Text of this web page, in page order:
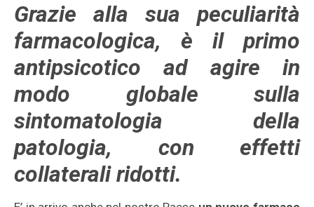
Grazie alla sua peculiarità
farmacologica, è il primo
antipsicotico ad agire in
modo globale sulla
sintomatologia della
patologia, con effetti
collaterali ridotti.